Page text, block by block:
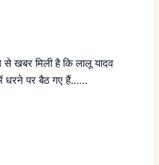
से खबर मिली है कि लालू यादव
में धरने पर बैठ गए हैं……